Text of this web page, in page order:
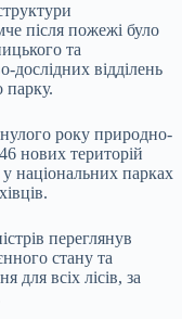
після пожежі було
та
дослідних відділень
парку.
року природно-
нових територій
національних парках
переглянув
стану та
для всіх лісів, за